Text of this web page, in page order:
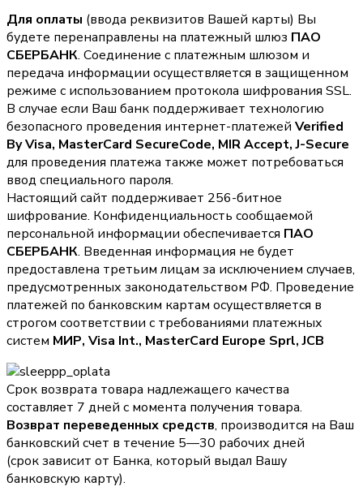
Для оплаты (ввода реквизитов Вашей карты) Вы
будете перенаправлены на платежный шлюз ПАО
СБЕРБАНК. Соединение с платежным шлюзом и
передача информации осуществляется в защищенном
режиме с использованием протокола шифрования SSL.
В случае если Ваш банк поддерживает технологию
безопасного проведения интернет-платежей Verified
By Visa, MasterCard SecureCode, MIR Accept, J-Secure
для проведения платежа также может потребоваться
ввод специального пароля.
Настоящий сайт поддерживает 256-битное
шифрование. Конфиденциальность сообщаемой
персональной информации обеспечивается ПАО
СБЕРБАНК. Введенная информация не будет
предоставлена третьим лицам за исключением случаев,
предусмотренных законодательством РФ. Проведение
платежей по банковским картам осуществляется в
строгом соответствии с требованиями платежных
систем МИР, Visa Int., MasterCard Europe Sprl, JCB
Срок возврата товара надлежащего качества
составляет 7 дней с момента получения товара.
Возврат переведенных средств, производится на Ваш
банковский счет в течение 5—30 рабочих дней
(срок зависит от Банка, который выдал Вашу
банковскую карту).